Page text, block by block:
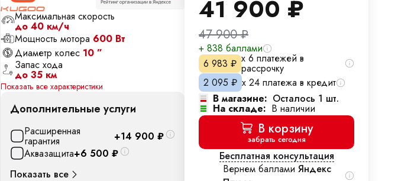
Максимальная скорость
до 40 км/ч
Мощность мотора 600 Вт
Диаметр колес 10 ”
Запас хода
до 35 км
Показать все характеристики
Дополнительные услуги
Расширенная
гарантия +14 900 ₽
Аквазащита+6 500 ₽
Показать все
41 900 ₽
47 900₽
+ 838 баллами
6 983 ₽ х 6 платежей в
рассрочку
2 095 ₽ х 24 платежа в кредит
В магазине: Осталось 1 шт.
На складе: В наличии
В корзину
забрать сегодня
Бесплатная консультация
Вернем баллами Яндекс